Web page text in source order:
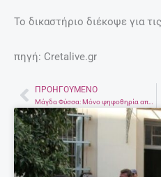
Το δικαστήριο διέκοψε για
πηγή: Cretalive.gr
Prev
ΠΡΟΗΓΟΎΜΕΝΟ